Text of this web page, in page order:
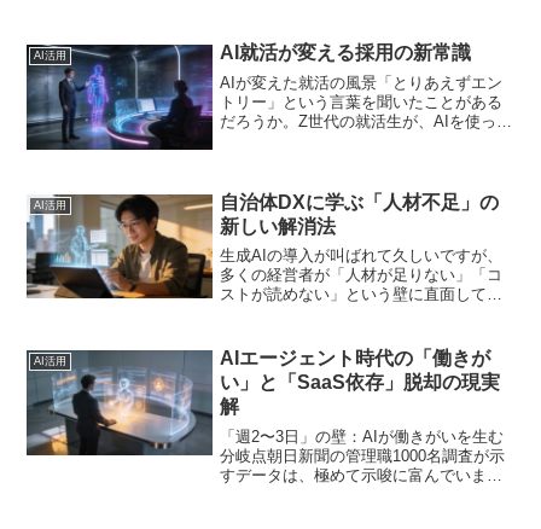
割が組織として生成AIを推進していると
報告されていま...
AI活用 AI就活が変える採用の新常識
AIが変えた就活の風景「とりあえずエン
トリー」という言葉を聞いたことがある
だろうか。Z世代の就活生が、AIを使って
たな「情報戦」...
AI活用
自治体DXに学ぶ「人材不足」の
新しい解消法
生成AIの導入が叫ばれて久しいですが、
多くの経営者が「人材が足りない」「コ
ストが読めない」という壁に直面してい
最大の障壁は「人材とコスト」であると
明らかになりました。...
AI活用
AIエージェント時代の「働きが
い」と「SaaS依存」脱却の現実
解
「週2〜3日」の壁：AIが働きがいを生む
分岐点朝日新聞の管理職1000名調査が示
すデータは、極めて示唆に富んでいま